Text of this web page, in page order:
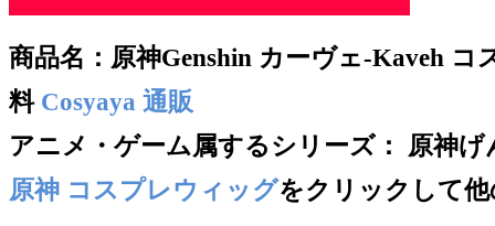
商品名： 原神Genshin カーヴェ-Kaveh
料 Cosyaya 通販
アニメ・ゲーム属するシリーズ： 原神げ
原神 コスプレウィッグをクリックして